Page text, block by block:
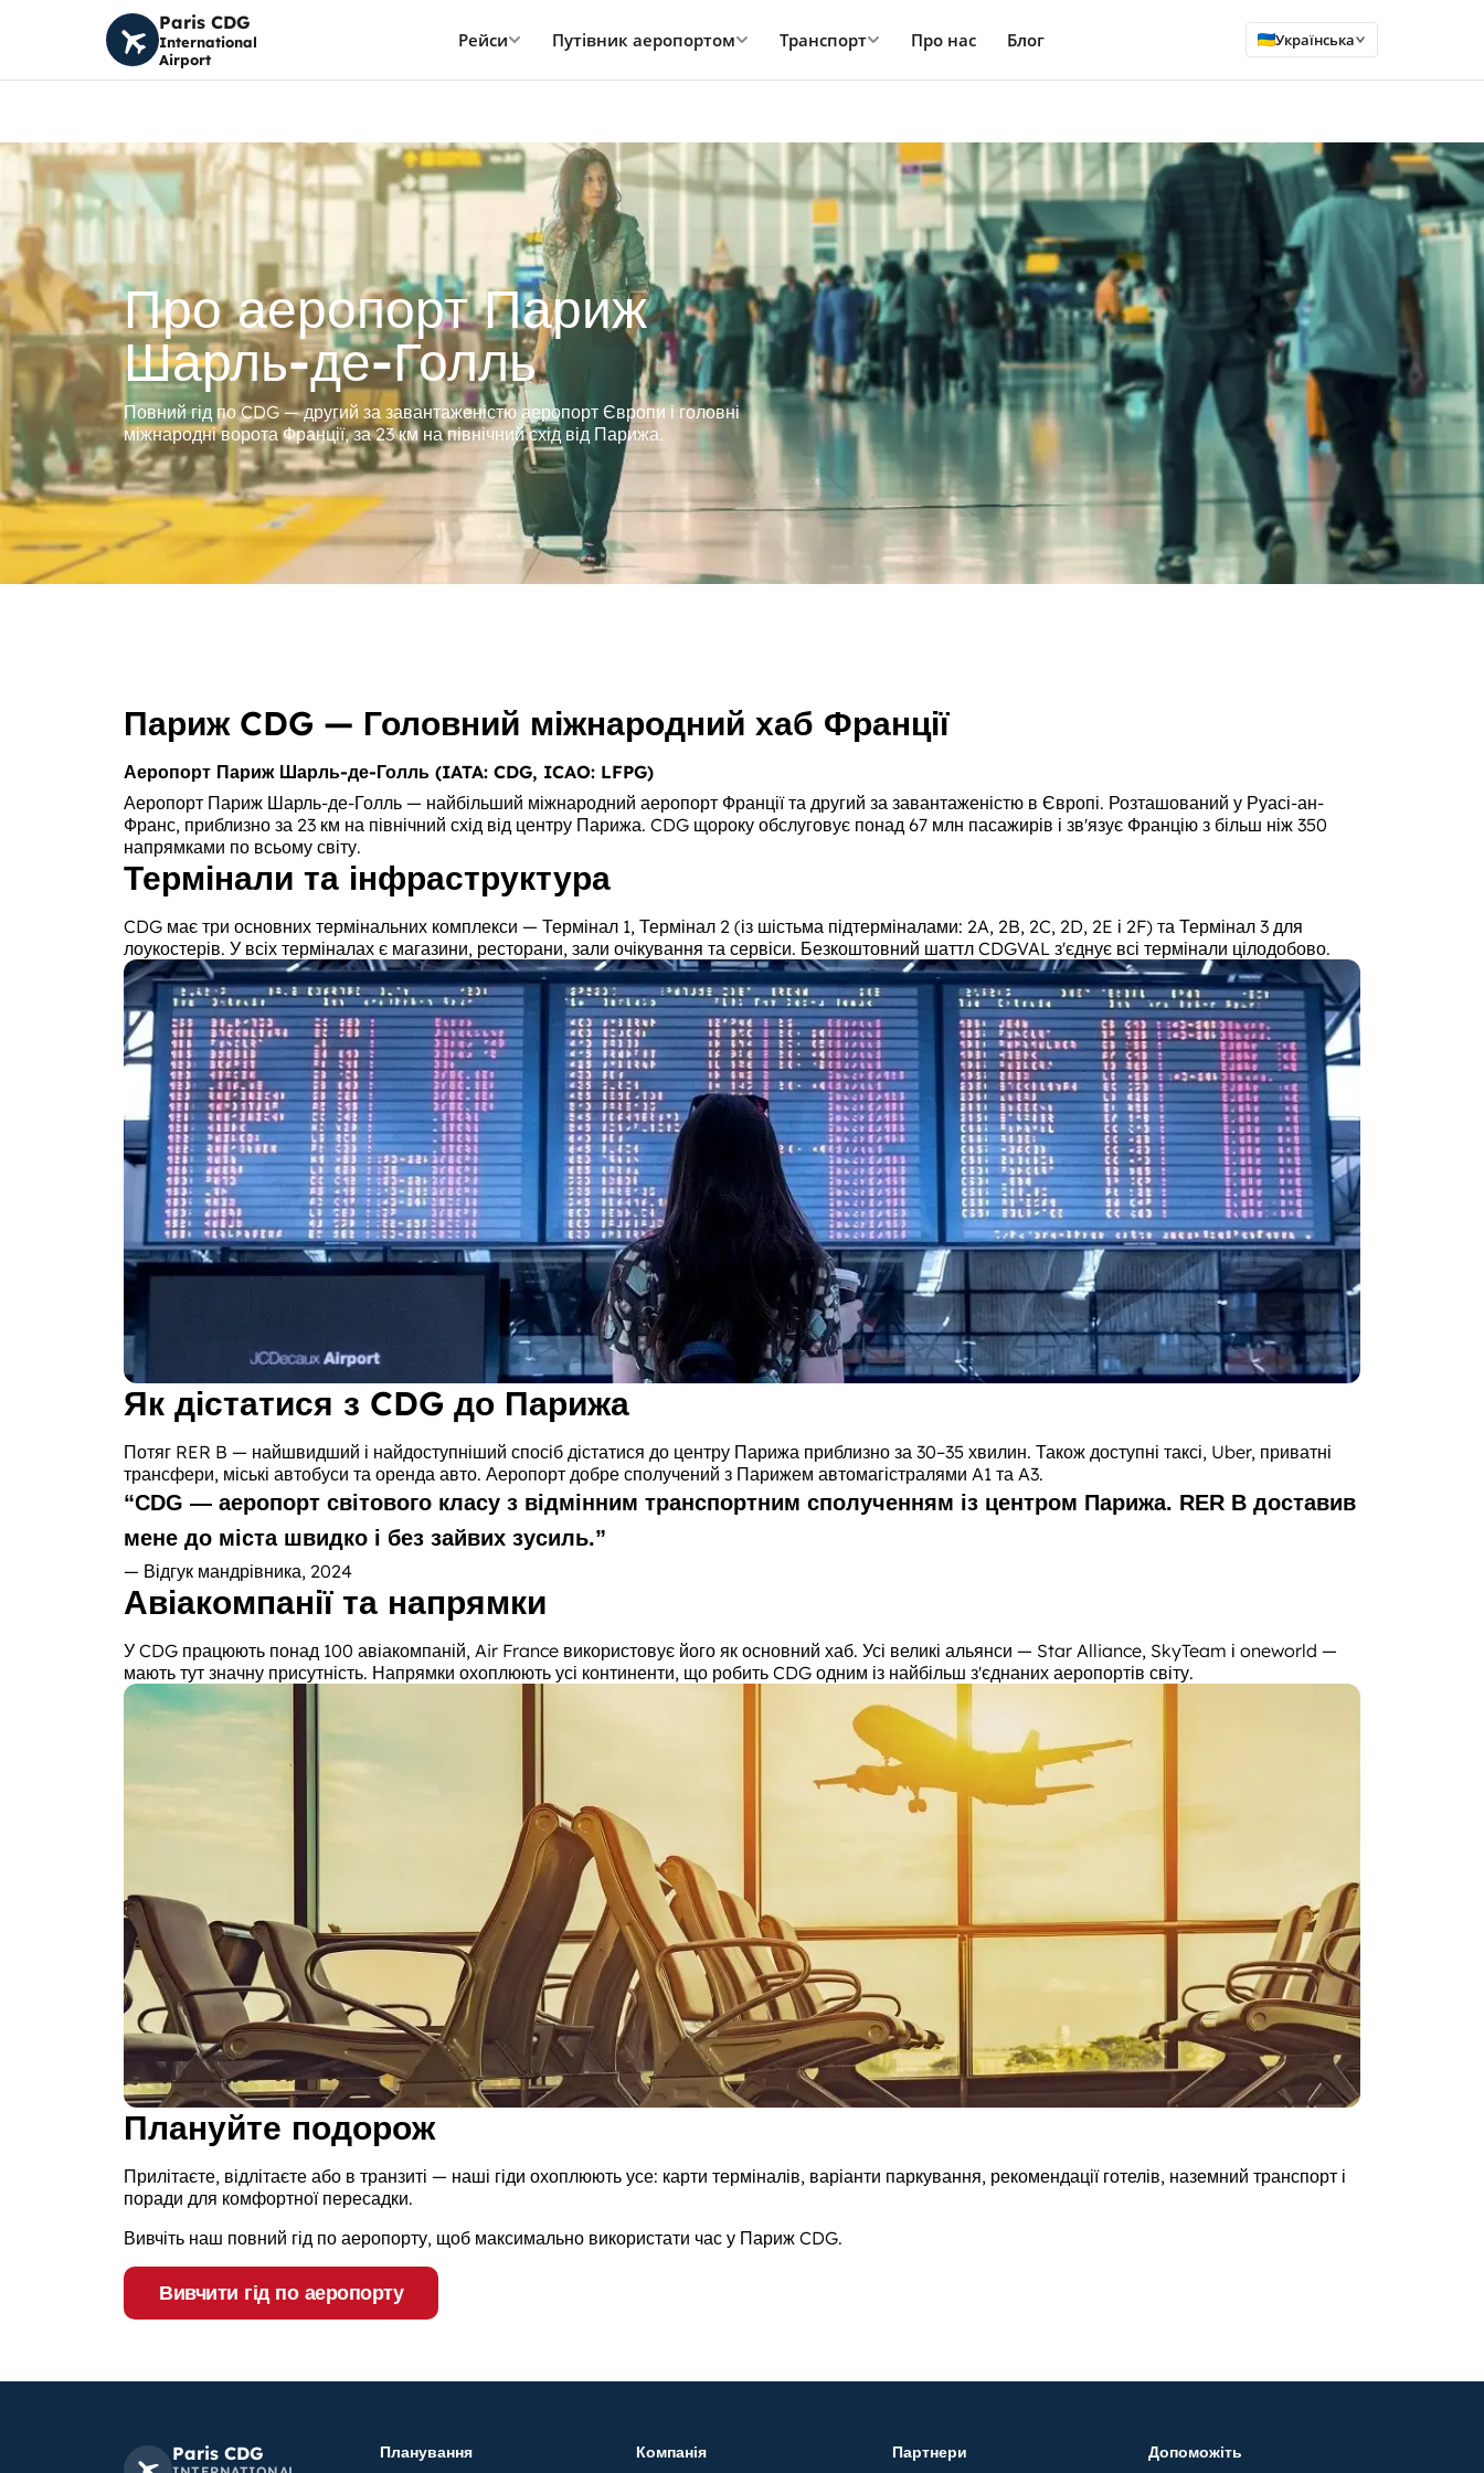
Paris CDG
International
Airport
Рейси Путівник аеропортом Транспорт Про нас Блог Українська
Про аеропорт Париж
Шарль-де-Голль
Повний гід по CDG — другий за завантаженістю аеропорт Європи і головні
міжнародні ворота Франції, за 23 км на північний схід від Парижа.
Париж CDG — Головний міжнародний хаб Франції
Аеропорт Париж Шарль-де-Голль (IATA: CDG, ICAO: LFPG)
Аеропорт Париж Шарль-де-Голль — найбільший міжнародний аеропорт Франції та другий за завантаженістю в Європі. Розташований у Руасі-ан-
Франс, приблизно за 23 км на північний схід від центру Парижа. CDG щороку обслуговує понад 67 млн пасажирів і зв'язує Францію з більш ніж 350
напрямками по всьому світу.
Термінали та інфраструктура
CDG має три основних термінальних комплекси — Термінал 1, Термінал 2 (із шістьма підтерміналами: 2A, 2B, 2C, 2D, 2E і 2F) та Термінал 3 для
лоукостерів. У всіх терміналах є магазини, ресторани, зали очікування та сервіси. Безкоштовний шаттл CDGVAL з'єднує всі термінали цілодобово.
Як дістатися з CDG до Парижа
Потяг RER B — найшвидший і найдоступніший спосіб дістатися до центру Парижа приблизно за 30–35 хвилин. Також доступні таксі, Uber, приватні
трансфери, міські автобуси та оренда авто. Аеропорт добре сполучений з Парижем автомагістралями A1 та A3.
“CDG — аеропорт світового класу з відмінним транспортним сполученням із центром Парижа. RER B доставив
мене до міста швидко і без зайвих зусиль.”
— Відгук мандрівника, 2024
Авіакомпанії та напрямки
У CDG працюють понад 100 авіакомпаній, Air France використовує його як основний хаб. Усі великі альянси — Star Alliance, SkyTeam і oneworld —
мають тут значну присутність. Напрямки охоплюють усі континенти, що робить CDG одним із найбільш з'єднаних аеропортів світу.
Плануйте подорож
Прилітаєте, відлітаєте або в транзиті — наші гіди охоплюють усе: карти терміналів, варіанти паркування, рекомендації готелів, наземний транспорт і
поради для комфортної пересадки.
Вивчіть наш повний гід по аеропорту, щоб максимально використати час у Париж CDG.
Вивчити гід по аеропорту
Paris CDG Планування Компанія Партнери Допоможіть